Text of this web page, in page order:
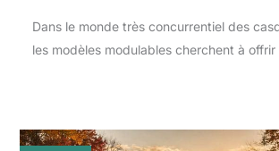
Dans le monde très concurrentiel des
les modèles modulables cherchent à offrir